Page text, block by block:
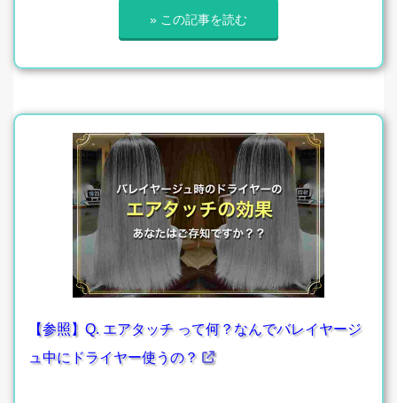
» この記事を読む
【参照】Q. エアタッチ って何？なんでバレイヤージ
ュ中にドライヤー使うの？